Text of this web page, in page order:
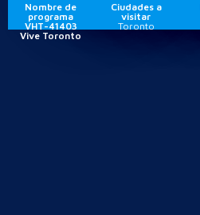
Nombre de
programa
Ciudades a
visitar
VHT-41403
Vive Toronto
Toronto